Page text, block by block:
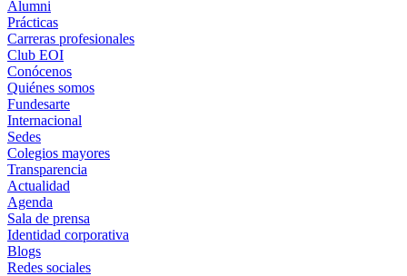
Alumni
Prácticas
Carreras profesionales
Club EOI
Conócenos
Quiénes somos
Fundesarte
Internacional
Sedes
Colegios mayores
Transparencia
Actualidad
Agenda
Sala de prensa
Identidad corporativa
Blogs
Redes sociales